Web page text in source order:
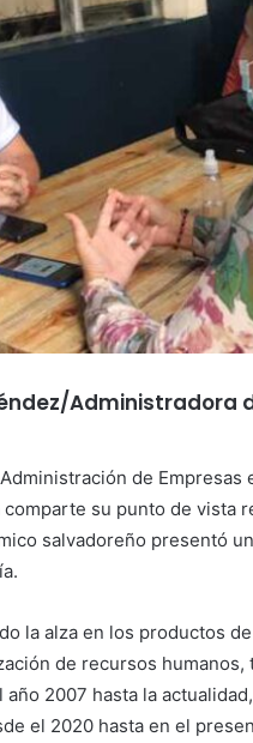
Administradora
de
su punto de vista
salvadoreño presentó
la alza en los productos
de recursos
2007 hasta la
el 2020 hasta en el